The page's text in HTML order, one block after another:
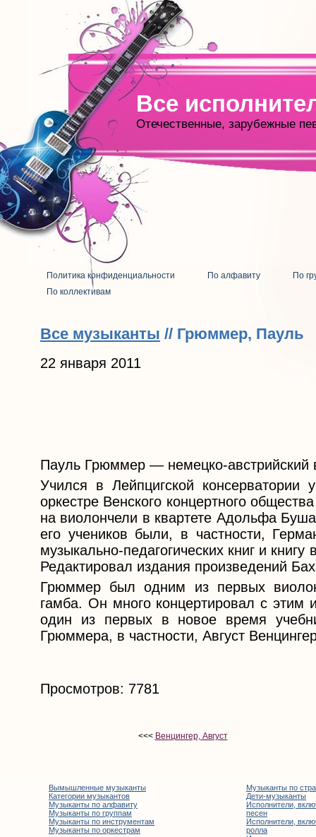
Все
Отечественные, зарубежные
Политика конфиденциальности По алфавиту
По
По коллективам
Все музыканты // Грюммер, Пауль
22 января 2011
Пауль Грюммер — немецко-австрийский
Учился в Лейпцигской
оркестре Венского концертного
на виолончели в квартете Адольфа
его учеников были, в частности,
музыкально-педагогических книг и
Редактировал издания произведений
Грюммер был одним из первых
гамба. Он много концертировал с этим
один из первых в новое время
Грюммера, в частности, Август
Просмотров: 7781
<<< Венцингер, Август
Вымышленные музыканты
Категории музыкантов
Музыканты по алфавиту
Музыканты по группам
Музыканты по инструментам
Музыканты по оркестрам
Музыканты по
Дети-музыканты
Исполнители,
песен
Исполнители,
ролла